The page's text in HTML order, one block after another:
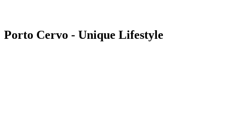
Porto Cervo - Unique Lifestyle